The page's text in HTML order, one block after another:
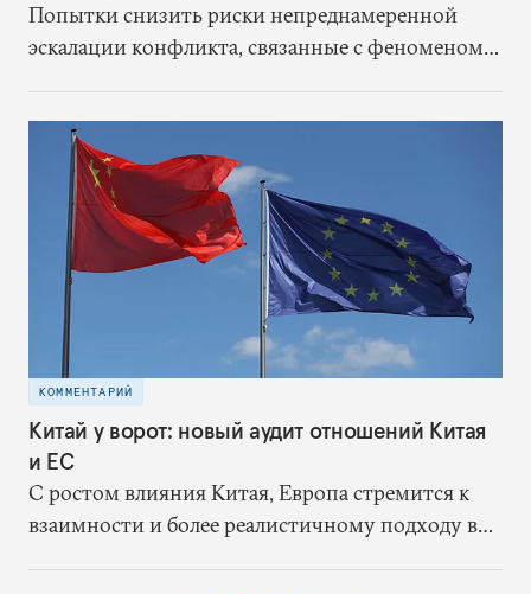
Попытки снизить риски непреднамеренной
эскалации конфликта, связанные с феноменом
анализа этих рисков.
КОММЕНТАРИЙ
Китай у ворот: новый аудит отношений Китая
и ЕС
С ростом влияния Китая, Европа стремится к
взаимности и более реалистичному подходу в